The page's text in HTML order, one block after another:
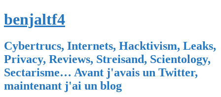
benjaltf4
Cybertrucs, Internets, Hacktivism, Leaks,
Privacy, Reviews, Streisand, Scientology,
Sectarisme… Avant j'avais un Twitter,
maintenant j'ai un blog